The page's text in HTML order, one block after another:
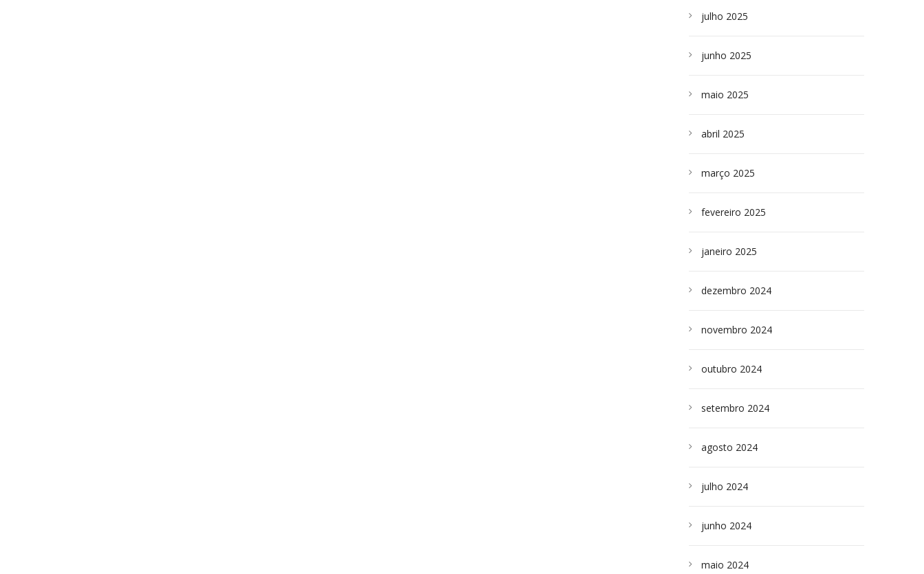
julho 2025
junho 2025
maio 2025
abril 2025
março 2025
fevereiro 2025
janeiro 2025
dezembro 2024
novembro 2024
outubro 2024
setembro 2024
agosto 2024
julho 2024
junho 2024
maio 2024